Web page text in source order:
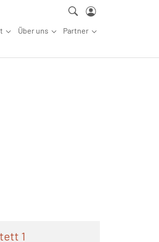
"Aus-/Fortbildung"
Submenu for "Angebot"
Über uns
Submenu for "Über uns"
Partner
Submenu for
1